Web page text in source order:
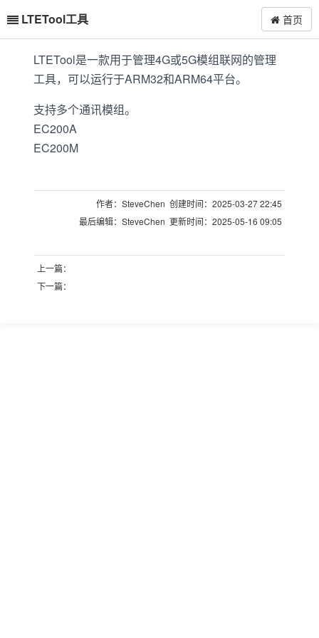
LTETool工具 首页
LTETool是一款用于管理4G或5G模组联网的管理
工具，可以运行于ARM32和ARM64平台。
支持多个通讯模组。
EC200A
EC200M
作者：SteveChen 创建时间：2025-03-27 22:45
最后编辑：SteveChen 更新时间：2025-05-16 09:05
上一篇：
下一篇：